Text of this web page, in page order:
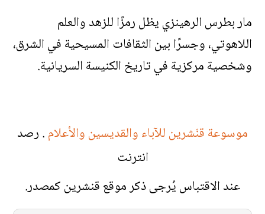
مار بطرس الرهينزي يظل رمزًا للزهد والعلم
اللاهوتي، وجسرًا بين الثقافات المسيحية في الشرق،
وشخصية مركزية في تاريخ الكنيسة السريانية.
موسوعة قنّشرين للآباء والقديسين والأعلام. رصد
انترنت
عند الاقتباس يُرجى ذكر موقع قنشرين كمصدر.